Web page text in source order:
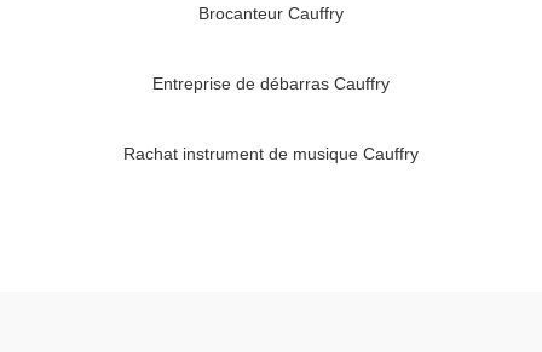
Brocanteur Cauffry
Entreprise de débarras Cauffry
Rachat instrument de musique Cauffry